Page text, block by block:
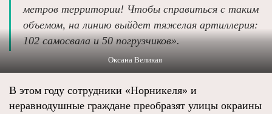
метров территории! Чтобы справиться с таким
объемом, на линию выйдет тяжелая артиллерия:
102 самосвала и 50 погрузчиков».
Оксана Великая
В этом году сотрудники «Норникеля» и
неравнодушные граждане преобразят улицы окраины